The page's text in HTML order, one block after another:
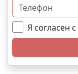
Я согласен с